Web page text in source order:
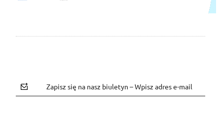
Zapisz się na nasz biuletyn – Wpisz adres e-mail